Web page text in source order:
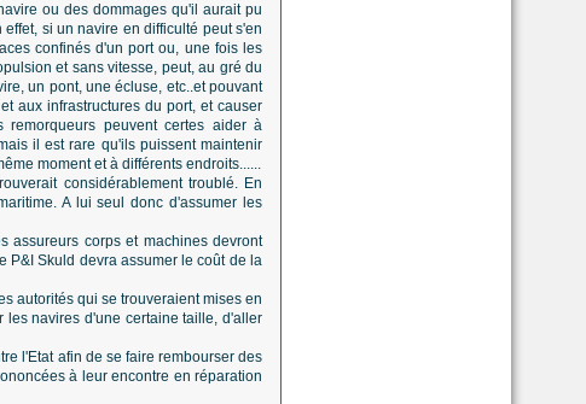
ou des dommages qu'il aurait pu
si un navire en difficulté peut s'en
confinés d'un port ou, une fois les
et sans vitesse, peut, au gré du
un pont, une écluse, etc..et pouvant
aux infrastructures du port, et causer
peuvent certes aider à
il est rare qu'ils puissent maintenir
moment et à différents endroits......
considérablement troublé. En
A lui seul donc d'assumer les
assureurs corps et machines devront
P&I Skuld devra assumer le coût de la
autorités qui se trouveraient mises en
navires d'une certaine taille, d'aller
l'Etat afin de se faire rembourser des
à leur encontre en réparation